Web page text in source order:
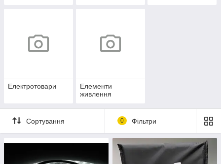
Електротовари
Елементи
живлення
Сортування 0 Фільтри